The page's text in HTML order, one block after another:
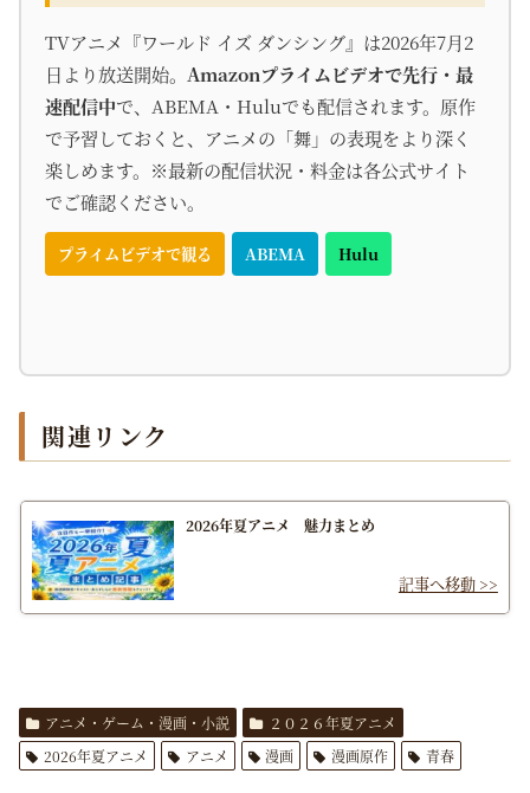
TVアニメ『ワールド イズ ダンシング』は2026年7月2
日より放送開始。 Amazonプライムビデオで先行・最
速配信中で、ABEMA・Huluでも配信されます。原作
で予習しておくと、アニメの「舞」の表現をより深く
楽しめます。※最新の配信状況・料金は各公式サイト
でご確認ください。
プライムビデオで観る ABEMA Hulu
関連リンク
2026年夏アニメ 魅力まとめ
アニメ・ゲーム・漫画・小説
２０２６年夏アニメ
2026年夏アニメ
アニメ 漫画 漫画原作 青春